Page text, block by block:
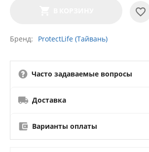
Бренд ProtectLife (Тайвань)
Часто задаваемые вопросы
Доставка
Варианты оплаты